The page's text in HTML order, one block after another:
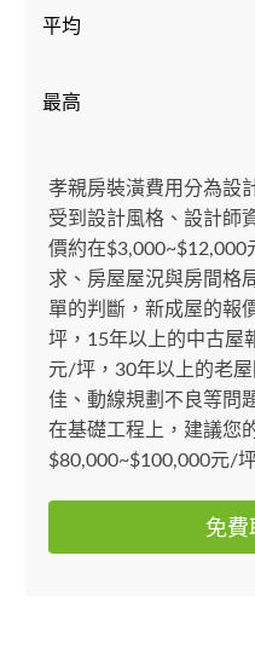
平均
最高
孝親房裝潢費用分為設
受到設計風格、設計師
價約在
求、房屋屋況與房間格
單的判斷，新成屋的報
坪，15年以上的中古屋
元/坪，30年以上的老
佳、動線規劃不良等問
在基礎工程上，建議您
$80,000~$100,000元/
免